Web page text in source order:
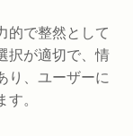
的で整然として
択が適切で、情
り、ユーザーに
。